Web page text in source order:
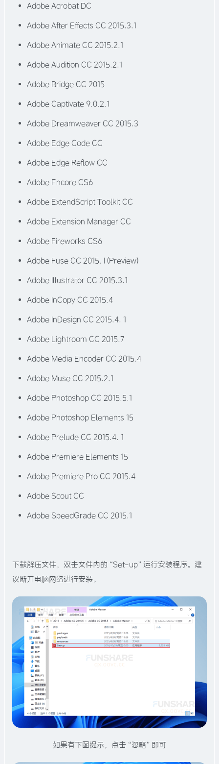
Adobe Acrobat DC
Adobe After Effects CC 2015.3.1
Adobe Animate CC 2015.2.1
Adobe Audition CC 2015.2.1
Adobe Bridge CC 2015
Adobe Captivate 9.0.2.1
Adobe Dreamweaver CC 2015.3
Adobe Edge Code CC
Adobe Edge Reflow CC
Adobe Encore CS6
Adobe ExtendScript Toolkit CC
Adobe Extension Manager CC
Adobe Fireworks CS6
Adobe Fuse CC 2015. I (Preview)
Adobe Illustrator CC 2015.3.1
Adobe InCopy CC 2015.4
Adobe InDesign CC 2015.4. 1
Adobe Lightroom CC 2015.7
Adobe Media Encoder CC 2015.4
Adobe Muse CC 2015.2.1
Adobe Photoshop CC 2015.5.1
Adobe Photoshop Elements 15
Adobe Prelude CC 2015.4. 1
Adobe Premiere Elements 15
Adobe Premiere Pro CC 2015.4
Adobe Scout CC
Adobe SpeedGrade CC 2015.1
下载解压文件，双击文件内的“Set-up”运行安装程序。建
议断开电脑网络进行安装。
如果有下图提示，点击“忽略”即可